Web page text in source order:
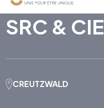
SRC & CIE
CREUTZWALD